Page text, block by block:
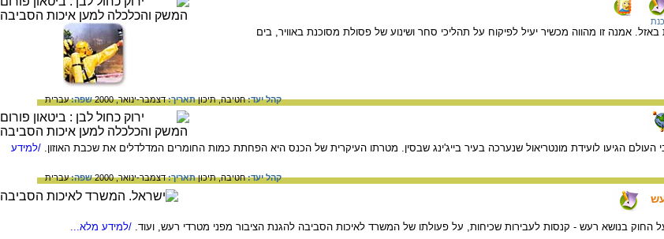
אמנת באזל. אמנה זו מהווה מכשיר יעיל לפיקוח על תהליכי סחר ושינוע של פסולת מסוכנת באוויר, בים
קהל יעד:חטיבה,תיכוןתאריך:דצמבר-ינואר, 2000 שפה:עברית
/למידע
קהל יעד:חטיבה,תיכוןתאריך:דצמבר-ינואר, 2000 שפה:עברית
בנושא רעש - קנסות לעבירות שכיחות, על פעולתו של המשרד לאיכות הסביבה להגנת הציבור מפני מטרדי רעש, ועוד. /למידע מלא...